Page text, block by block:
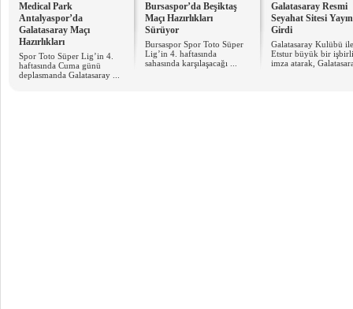
Medical Park
Antalyaspor’da
Galatasaray Maçı
Hazırlıkları
Spor Toto Süper Lig’in 4.
haftasında Cuma günü
deplasmanda Galatasaray ...
Bursaspor’da Beşiktaş
Maçı Hazırlıkları
Sürüyor
Bursaspor Spor Toto Süper
Lig’in 4. haftasında
sahasında karşılaşacağı ...
Galatasaray Resmi
Seyahat Sitesi
Girdi
Galatasaray Kulübü ile
Etstur büyük bir
imza atarak,